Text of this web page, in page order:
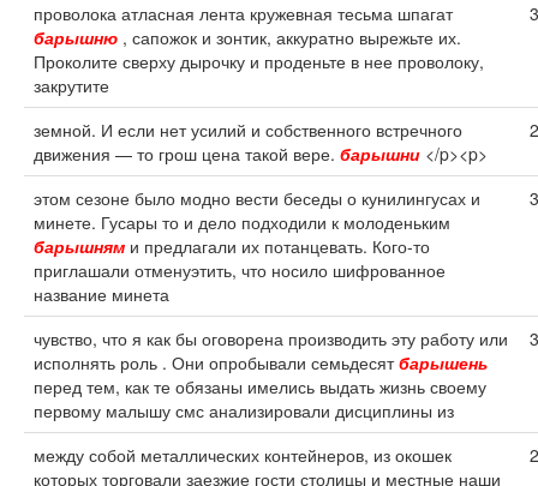
проволока атласная лента кружевная тесьма шпагат
барышню , сапожок и зонтик, аккуратно вырежьте их.
Проколите сверху дырочку и проденьте в нее проволоку,
закрутите
3
земной. И если нет усилий и собственного встречного
движения — то грош цена такой вере. барышни </p><p>
2
этом сезоне было модно вести беседы о кунилингусах и
минете. Гусары то и дело подходили к молоденьким
барышням и предлагали их потанцевать. Кого-то
приглашали отменуэтить, что носило шифрованное
название минета
3
чувство, что я как бы оговорена производить эту работу или
исполнять роль . Они опробывали семьдесятбарышень
перед тем, как те обязаны имелись выдать жизнь своему
первому малышу смс анализировали дисциплины из
3
между собой металлических контейнеров, из окошек
которых торговали заезжие гости столицы и местные наши
2